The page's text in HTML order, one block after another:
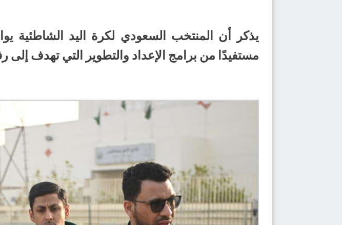
يذكر أن المنتخب السعودي لكرة اليد الشاطئية
مستفيدًا من برامج الإعداد والتطوير التي تهدف إلى